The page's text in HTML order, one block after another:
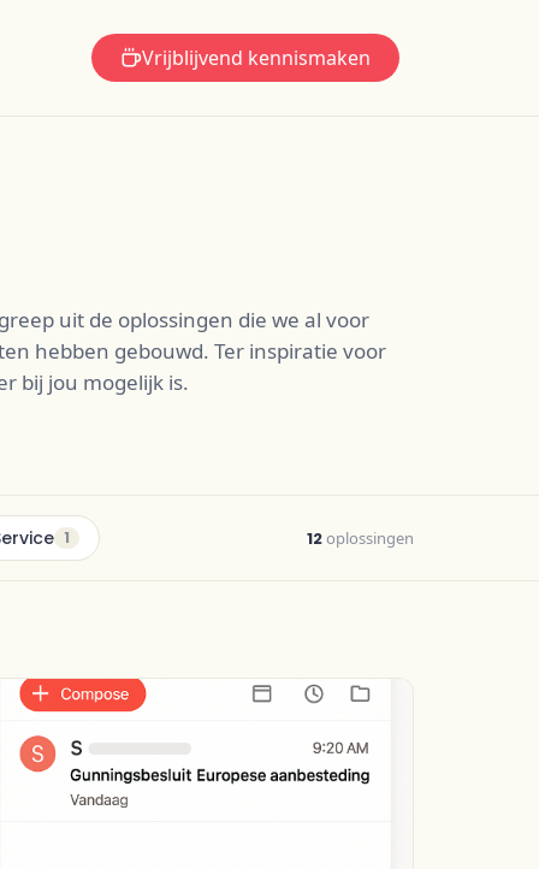
Vrijblijvend kennismaken
uit de oplossingen die we al voor
hebben gebouwd. Ter inspiratie voor
bij jou mogelijk is.
1 12oplossingen